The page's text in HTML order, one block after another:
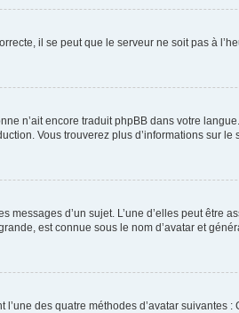
il se peut que le serveur ne soit pas à
n’ait encore traduit phpBB dans votre
Vous trouverez plus d’informations sur le
d’un sujet. L’une d’elles peut
est connue sous le nom d’avatar et
des quatre méthodes d’avatar suivantes